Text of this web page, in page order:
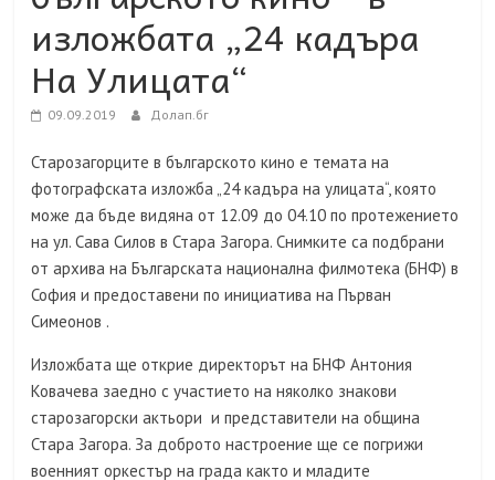
изложбата „24 кадъра
На Улицата“
09.09.2019 Долап.бг
Старозагорците в българското кино е темата на
фотографската изложба „24 кадъра на улицата“, която
може да бъде видяна от 12.09 до 04.10 по протежението
на ул. Сава Силов в Стара Загора. Снимките са подбрани
от архива на Българската национална филмотека (БНФ) в
София и предоставени по инициатива на Първан
Симеонов .
Изложбата ще открие директорът на БНФ Антония
Ковачева заедно с участието на няколко знакови
старозагорски актьори и представители на община
Стара Загора. За доброто настроение ще се погрижи
военният оркестър на града както и младите